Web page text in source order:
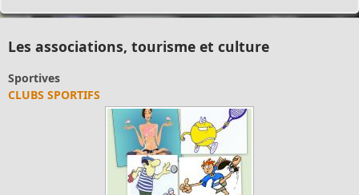
Les associations, tourisme et culture